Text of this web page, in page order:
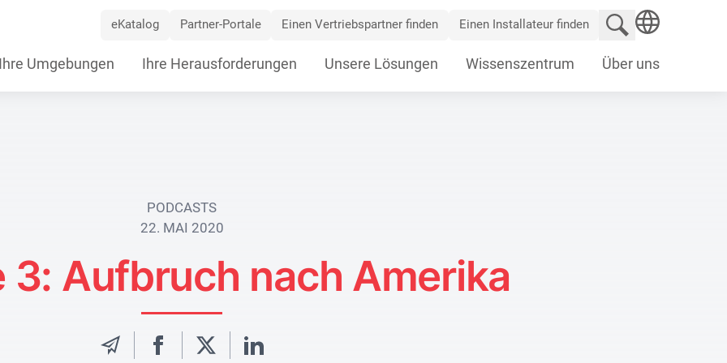
eKatalog Partner-Portale Einen Vertriebspartner finden Einen Installateur finden
Website
Ihre Umgebungen Ihre Herausforderungen Unsere Lösungen Wissenszentrum Über uns
PODCASTS
22. MAI 2020
3: Aufbruch nach Amerika